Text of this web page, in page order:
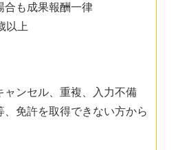
合も成果報酬一律
以上
ャンセル、重複、入力不備
、免許を取得できない方から